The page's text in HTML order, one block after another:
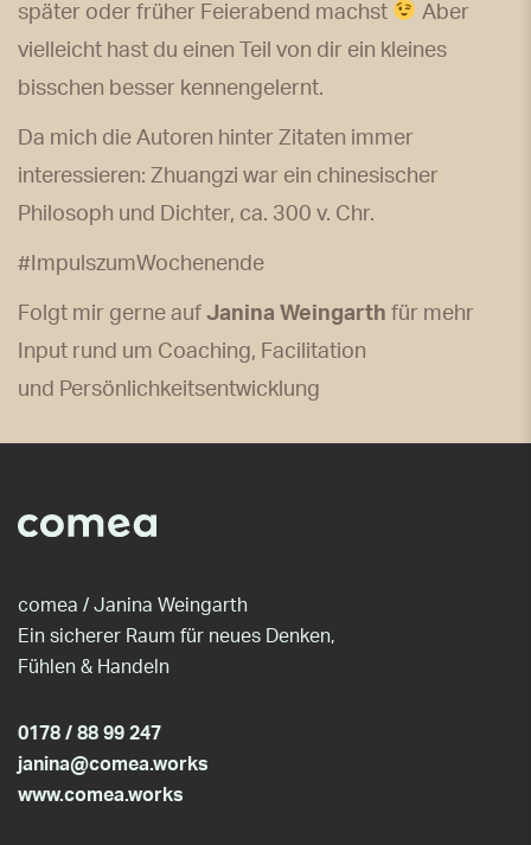
später oder früher Feierabend machst
Aber
vielleicht hast du einen Teil von dir ein kleines
bisschen besser kennengelernt.
Da mich die Autoren hinter Zitaten immer
interessieren: Zhuangzi war ein chinesischer
Philosoph und Dichter, ca. 300 v. Chr.
#ImpulszumWochenende
Folgt mir gerne auf Janina Weingarth für mehr
Input rund um Coaching, Facilitation
und Persönlichkeitsentwicklung
comea / Janina Weingarth
Ein sicherer Raum für neues Denken,
Fühlen & Handeln
0178 / 88 99 247
janina@comea.works
www.comea.works